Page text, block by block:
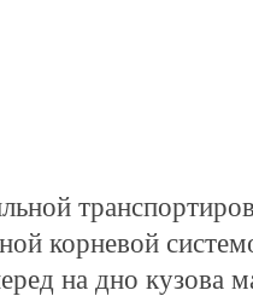
корневой
на дно кузова